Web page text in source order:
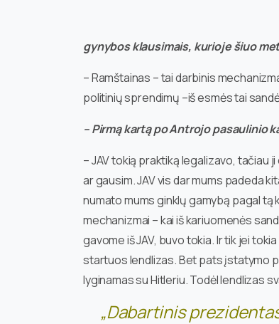
gynybos klausimais, kurioje šiuo
– Ramštainas – tai darbinis
politinių sprendimų –iš esmės tai
– Pirmą kartą po Antrojo pasaulinio
– JAV tokią praktiką legalizavo, tačiau
ar gausim. JAV vis dar mums padeda
numato mums ginklų gamybą pagal
mechanizmai – kai iš kariuomenės
gavome iš JAV, buvo tokia. Ir tik jei
startuos lendlizas. Bet pats įstatymo
lyginamas su Hitleriu. Todėl lendlizas
„Dabartinis